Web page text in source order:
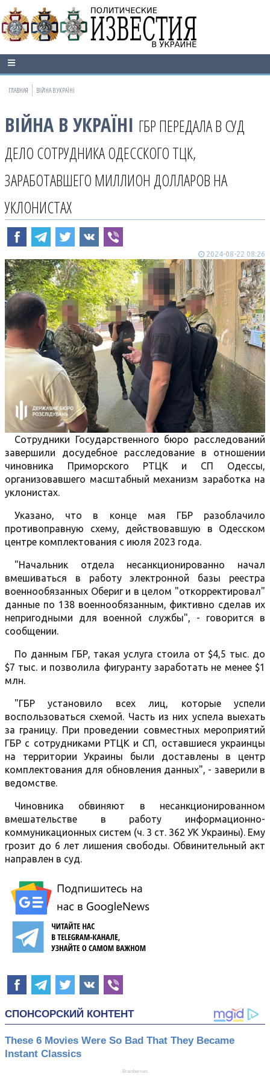
ГЛАВНАЯ ВІЙНА В УКРАЇНІ
ВІЙНА В УКРАЇНІ ГБР ПЕРЕДАЛА В СУД
ДЕЛО СОТРУДНИКА ОДЕССКОГО ТЦК,
ЗАРАБОТАВШЕГО МИЛЛИОН ДОЛЛАРОВ НА
УКЛОНИСТАХ
2024-08-22 08:26
Сотрудники Государственного бюро расследований
завершили досудебное расследование в отношении
чиновника Приморского РТЦК и СП Одессы,
организовавшего масштабный механизм заработка на
уклонистах.
Указано, что в конце мая ГБР разоблачило
противоправную схему, действовавшую в Одесском
центре комплектования с июля 2023 года.
"Начальник отдела несанкционированно начал
вмешиваться в работу электронной базы реестра
военнообязанных Обериг и в целом "откорректировал"
данные по 138 военнообязанным, фиктивно сделав их
непригодными для военной службы", - говорится в
сообщении.
По данным ГБР, такая услуга стоила от $4,5 тыс. до
$7 тыс. и позволила фигуранту заработать не менее $1
млн.
"ГБР установило всех лиц, которые успели
воспользоваться схемой. Часть из них успела выехать
за границу. При проведении совместных мероприятий
ГБР с сотрудниками РТЦК и СП, оставшиеся украинцы
на территории Украины были доставлены в центр
комплектования для обновления данных", - заверили в
ведомстве.
Чиновника обвиняют в несанкционированном
вмешательстве в работу информационно-
коммуникационных систем (ч. 3 ст. 362 УК Украины). Ему
грозит до 6 лет лишения свободы. Обвинительный акт
направлен в суд.